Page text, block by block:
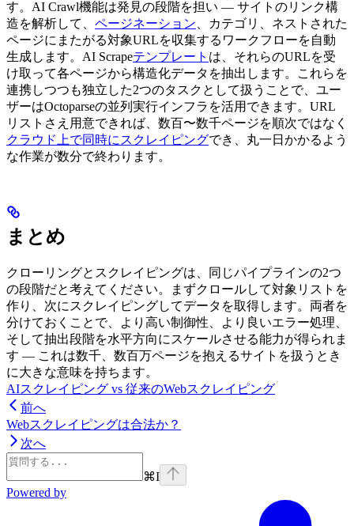
す。AI Crawl機能は発見の段階を担い — サイトのリンク構
造を解析して、 ページネーション 、カテゴリ、ネストされた
ページにまたがる対象URLを収集するワークフローを自動
生成します。AI Scrapeテンプレート は、それらのURLを受
け取って各ページから構造化データを抽出します。これらを
連携しつつも独立した2つのタスクとして扱うことで、ユー
ザーはOctoparseの並列実行インフラを活用できます。URL
リストさえ用意できれば、数百〜数千ページを順次ではなく
クラウド上で同時にスクレイピングでき、丸一日かかるよう
な作業が数分で終わります。
まとめ
クローリングとスクレイピングは、同じパイプラインの2つ
の段階だと考えてください。まずクロールして対象リストを
作り、次にスクレイピングしてデータを取得します。両者を
分けておくことで、より高い制御性、より良いエラー処理、
そして抽出段階を水平方向にスケールさせる能力が得られま
す — これは数千、数百万ページを抱えるサイトを扱うとき
に大きな意味を持ちます。
AIスクレイピング vs 従来のWebスクレイピング
前へ
Webスクレイピングは合法か？
次へ
⌘I
Powered by